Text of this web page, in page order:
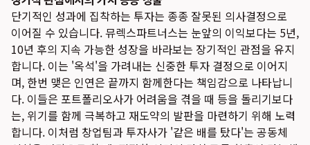
단기적인 성과에 집착하는 투자는 종종 잘못된 의사결정으로
이어질 수 있습니다. 뮤렉스파트너스는 눈앞의 이익보다는 5년,
10년 후의 지속 가능한 성장을 바라보는 장기적인 관점을 유지
합니다. 이는 '옥석'을 가려내는 신중한 투자 결정으로 이어지
며, 한번 맺은 인연은 끝까지 함께한다는 책임감으로 나타납니
다. 이들은 포트폴리오사가 어려움을 겪을 때 등을 돌리기보다
는, 위기를 함께 극복하고 재도약의 발판을 마련하기 위해 노력
합니다. 이처럼 창업팀과 투자사가 '같은 배를 탔다'는 공동체